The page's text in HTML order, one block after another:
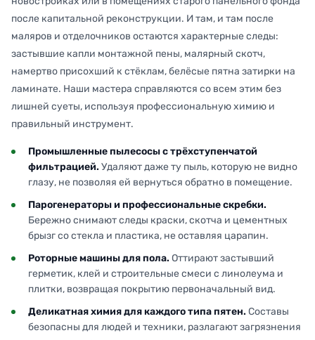
после капитальной реконструкции. И там, и там после
маляров и отделочников остаются характерные следы:
застывшие капли монтажной пены, малярный скотч,
намертво присохший к стёклам, белёсые пятна затирки на
ламинате. Наши мастера справляются со всем этим без
лишней суеты, используя профессиональную химию и
правильный инструмент.
Промышленные пылесосы с трёхступенчатой
фильтрацией. Удаляют даже ту пыль, которую не видно
глазу, не позволяя ей вернуться обратно в помещение.
Парогенераторы и профессиональные скребки.
Бережно снимают следы краски, скотча и цементных
брызг со стекла и пластика, не оставляя царапин.
Роторные машины для пола. Оттирают застывший
герметик, клей и строительные смеси с линолеума и
плитки, возвращая покрытию первоначальный вид.
Деликатная химия для каждого типа пятен. Составы
безопасны для людей и техники, разлагают загрязнения